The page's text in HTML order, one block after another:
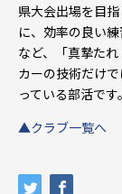
県大会出場を目
に、効率の良い
など、「真摯た
カーの技術だけ
っている部活で
▲クラブ一覧へ